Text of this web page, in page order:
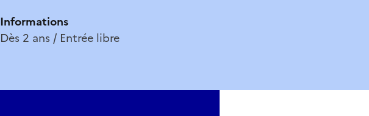
Informations
Dès 2 ans / Entrée libre